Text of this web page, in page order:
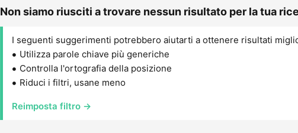
Non siamo riusciti a trovare nessun risultato per la tua
I seguenti suggerimenti potrebbero aiutarti a ottenere risultati
Utilizza parole chiave più generiche
Controlla l'ortografia della posizione
Riduci i filtri, usane meno
Reimposta filtro →